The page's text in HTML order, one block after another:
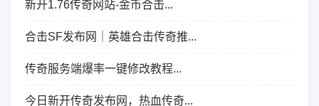
新开1.76传奇网站-金币合击...
合击SF发布网｜英雄合击传奇推...
传奇服务端爆率一键修改教程...
今日新开传奇发布网，热血传奇...